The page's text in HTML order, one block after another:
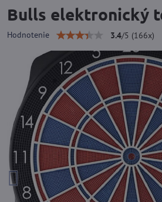
Bulls elektronický
Hodnotenie 3.4/5 (166x)